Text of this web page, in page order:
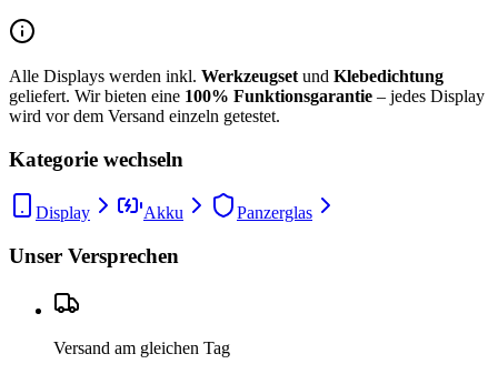
Alle Displays werden inkl. Werkzeugset und Klebedichtung
geliefert. Wir bieten eine 100% Funktionsgarantie – jedes Display
wird vor dem Versand einzeln getestet.
Kategorie wechseln
Display Akku Panzerglas
Unser Versprechen
Versand am gleichen Tag